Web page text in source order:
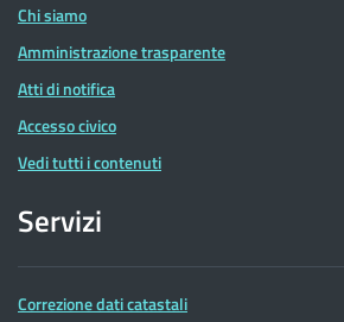
Chi siamo
Amministrazione trasparente
Atti di notifica
Accesso civico
Vedi tutti i contenuti
Servizi
Correzione dati catastali